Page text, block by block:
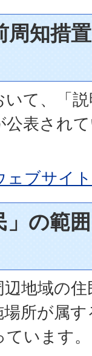
周知措
て、「
表され
ェブサイ
」の範
地域の
所が属
います。